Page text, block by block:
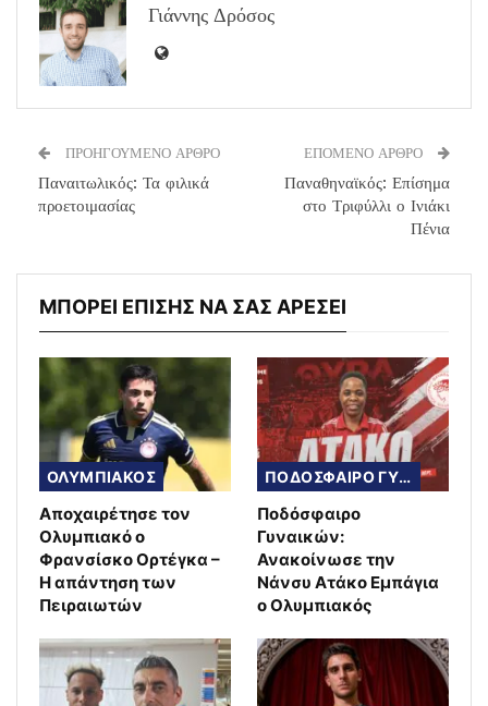
Γιάννης Δρόσος
ΠΡΟΗΓΟΥΜΕΝΟ ΑΡΘΡΟ
Παναιτωλικός: Τα φιλικά
προετοιμασίας
ΕΠΟΜΕΝΟ ΑΡΘΡΟ
Παναθηναϊκός: Επίσημα
στο Τριφύλλι ο Ινιάκι
Πένια
ΜΠΟΡΕΙ ΕΠΙΣΗΣ ΝΑ ΣΑΣ ΑΡΕΣΕΙ
ΟΛΥΜΠΙΑΚΟΣ
Αποχαιρέτησε τον
Ολυμπιακό ο
Φρανσίσκο Ορτέγκα –
Η απάντηση των
Πειραιωτών
ΠΟΔΟΣΦΑΙΡΟ ΓΥΝΑΙΚΩΝ
Ποδόσφαιρο
Γυναικών:
Ανακοίνωσε την
Νάνσυ Ατάκο Εμπάγια
ο Ολυμπιακός